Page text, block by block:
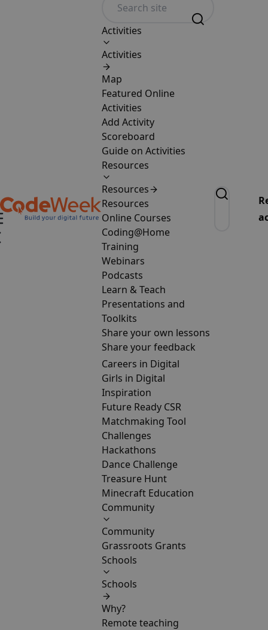
Activities
Activities
Map
Featured Online
Activities
Add Activity
Scoreboard
Guide on Activities
Resources
Resources
Resources
Online Courses
Coding@Home
Training
Webinars
Podcasts
Learn & Teach
Presentations and
Toolkits
Share your own lessons
Share your feedback
Careers in Digital
Girls in Digital
Inspiration
Future Ready CSR
Matchmaking Tool
Challenges
Hackathons
Dance Challenge
Treasure Hunt
Minecraft Education
Community
Community
Grassroots Grants
Schools
Schools
Why?
Remote teaching